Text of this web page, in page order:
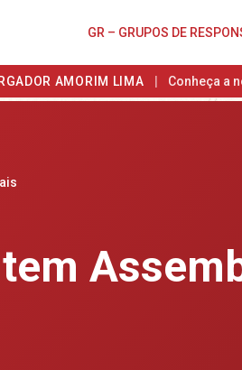
GR – GRUPOS DE
AMORIM LIMA Conheça a